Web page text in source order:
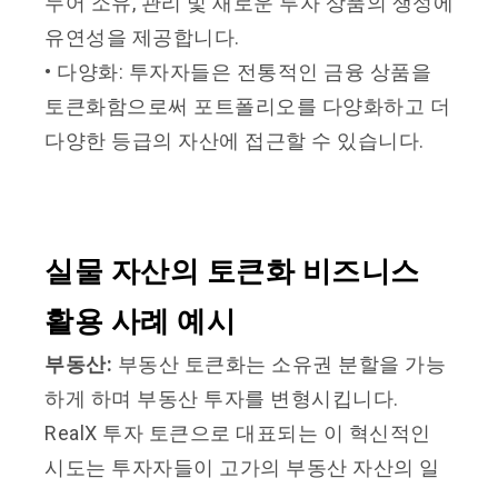
유연성을 제공합니다.
• 다양화: 투자자들은 전통적인 금융 상품을
토큰화함으로써 포트폴리오를 다양화하고 더
다양한 등급의 자산에 접근할 수 있습니다.
실물 자산의 토큰화 비즈니스
활용 사례 예시
부동산: 부동산 토큰화는 소유권 분할을 가능
하게 하며 부동산 투자를 변형시킵니다.
RealX 투자 토큰으로 대표되는 이 혁신적인
시도는 투자자들이 고가의 부동산 자산의 일